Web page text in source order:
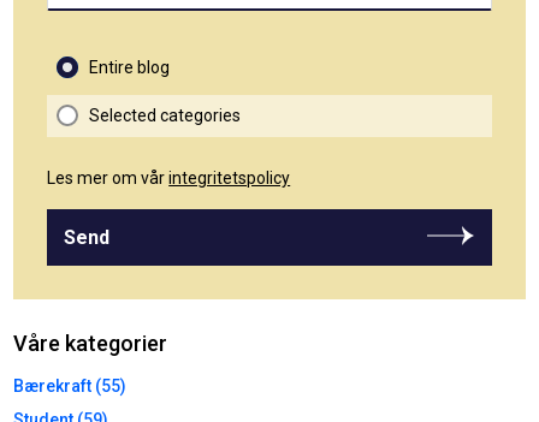
Entire blog
Selected categories
Les mer om vårintegritetspolicy
Send
Våre kategorier
Bærekraft (55)